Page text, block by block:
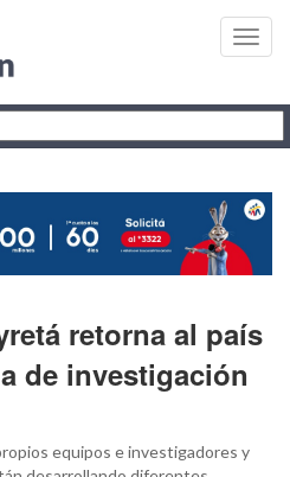
retorna al país
de investigación
equipos e investigadores y